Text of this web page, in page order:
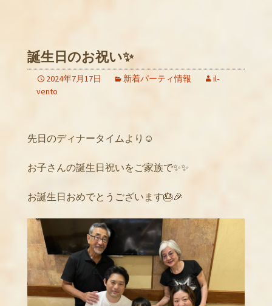
誕生日のお祝い✨
2024年7月17日 新着パーティ情報
il-
vento
先日のディナータイムより☺️
お子さんの誕生日祝いをご家族で✨✨
お誕生日おめでとうございます🎂🎉